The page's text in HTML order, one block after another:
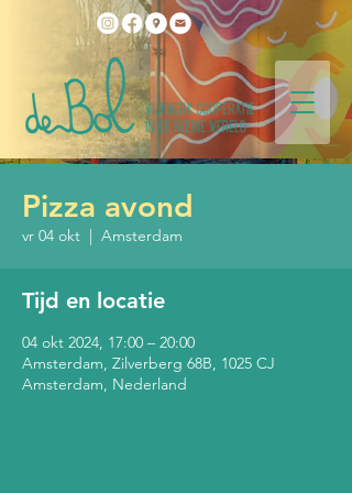
Pizza avond
vr 04 okt
  |
Amsterdam
Tijd en locatie
04 okt 2024, 17:00 – 20:00
Amsterdam, Zilverberg 68B, 1025 CJ
Amsterdam, Nederland